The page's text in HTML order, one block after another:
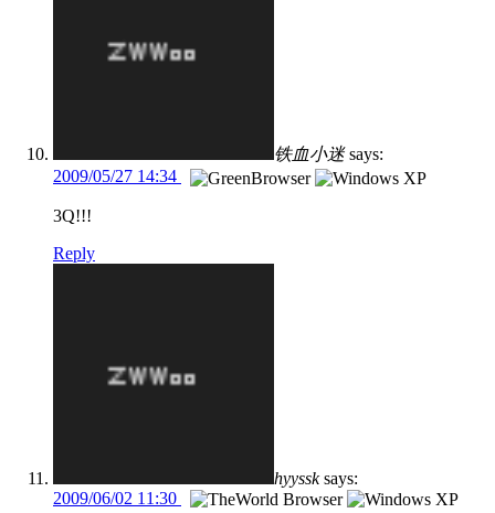
铁血小迷 says:
2009/05/27 14:34
3Q!!!
Reply
hyyssk says:
2009/06/02 11:30